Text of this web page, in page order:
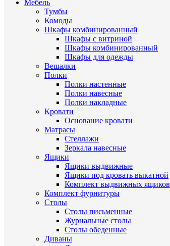
Мебель
Тумбы
Комоды
Шкафы комбинированный
Шкафы с витриной
Шкафы комбинированный
Шкафы для одежды
Вешалки
Полки
Полки настенные
Полки навесные
Полки накладные
Кровати
Основание кровати
Матрасы
Стеллажи
Зеркала навесные
Ящики
Ящики выдвижные
Ящики под кровать выкатной
Комплект выдвижных ящиков
Комплект фурнитуры
Столы
Столы письменные
Журнальные cтолы
Столы обеденные
Диваны